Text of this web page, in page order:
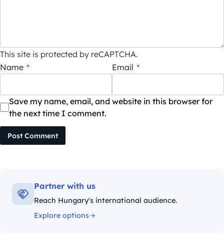
This site is protected by reCAPTCHA.
Name * Email *
Save my name, email, and website in this browser for
the next time I comment.
Post Comment
Partner with us
Reach Hungary's international audience.
Explore options